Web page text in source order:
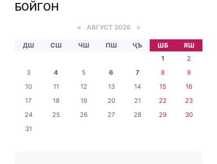
БОЙГОНӢ
« АВГУСТ 2026 »
ДШ СШ ЧШ ПШ ҶЪ ШБ
ЯШ
1
2
3
4 5 6 7 8
9
10
11 12 13 14 15
16
17
18 19 20 21 22
23
24
25 26 27 28 29
30
31